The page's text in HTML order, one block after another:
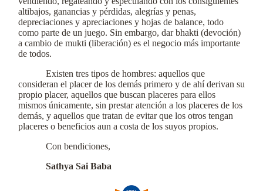
altibajos, ganancias y pérdidas, alegrías y penas,
depreciaciones y apreciaciones y hojas de balance, todo
como parte de un juego. Sin embargo, dar bhakti (devoción)
a cambio de mukti (liberación) es el negocio más importante
de todos.
Existen tres tipos de hombres: aquellos que
consideran el placer de los demás primero y de ahí derivan su
propio placer, aquellos que buscan placeres para ellos
mismos únicamente, sin prestar atención a los placeres de los
demás, y aquellos que tratan de evitar que los otros tengan
placeres o beneficios aun a costa de los suyos propios.
Con bendiciones,
Sathya Sai Baba